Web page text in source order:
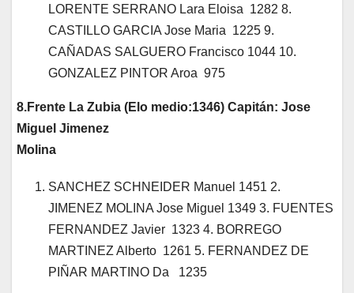
LORENTE SERRANO Lara Eloisa 1282 8.
CASTILLO GARCIA Jose Maria 1225 9.
CAÑADAS SALGUERO Francisco 1044 10.
GONZALEZ PINTOR Aroa 975
8.Frente La Zubia (Elo medio:1346) Capitán: Jose
Miguel Jimenez
Molina
SANCHEZ SCHNEIDER Manuel 1451 2.
JIMENEZ MOLINA Jose Miguel 1349 3. FUENTES
FERNANDEZ Javier 1323 4. BORREGO
MARTINEZ Alberto 1261 5. FERNANDEZ DE
PIÑAR MARTINO Da 1235